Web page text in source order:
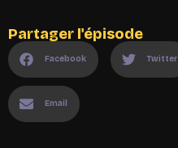
Partager l'épisode
Facebook Twitter
Email